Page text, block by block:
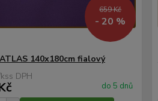
659 Kč
- 20 %
140x180cm fialový
ks
do 5 dnů